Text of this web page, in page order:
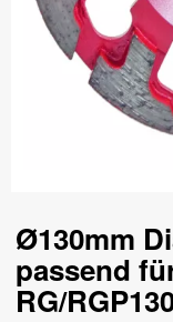
Ø130mm
passend
RG/